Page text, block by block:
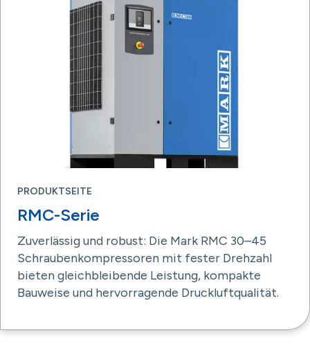
PRODUKTSEITE
RMC-Serie
Zuverlässig und robust: Die Mark RMC 30–45
Schraubenkompressoren mit fester Drehzahl
bieten gleichbleibende Leistung, kompakte
Bauweise und hervorragende Druckluftqualität.